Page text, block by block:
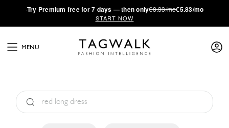
·Try Premium free for 7 days — then only€8.33/mo€5.83/mo
START NOW
MENU